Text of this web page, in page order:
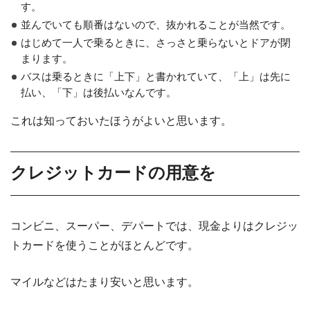
す。
並んでいても順番はないので、抜かれることが当然です。
はじめて一人で乗るときに、さっさと乗らないとドアが閉
まります。
バスは乗るときに「上下」と書かれていて、「上」は先に
払い、「下」は後払いなんです。
これは知っておいたほうがよいと思います。
クレジットカードの用意を
コンビニ、スーパー、デパートでは、現金よりはクレジッ
トカードを使うことがほとんどです。
マイルなどはたまり安いと思います。